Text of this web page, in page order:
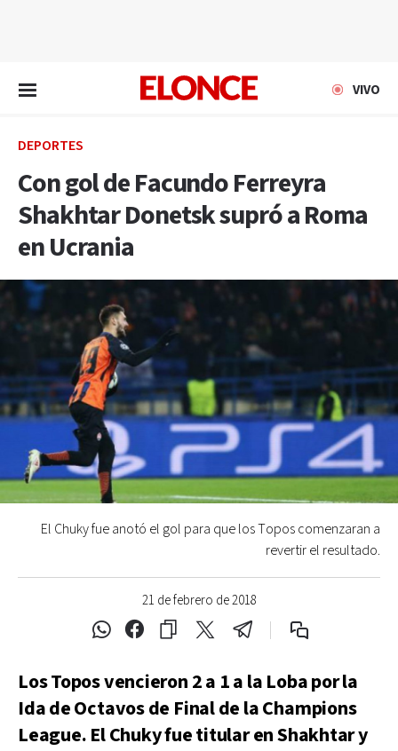
VIVO
DEPORTES
Con gol de Facundo Ferreyra
Shakhtar Donetsk supró a Roma
en Ucrania
21 de febrero de 2018
El Chuky fue anotó el gol para que los Topos comenzaran a
revertir el resultado.
Los Topos vencieron 2 a 1 a la Loba por la
Ida de Octavos de Final de la Champions
League. El Chuky fue titular en Shakhtar y